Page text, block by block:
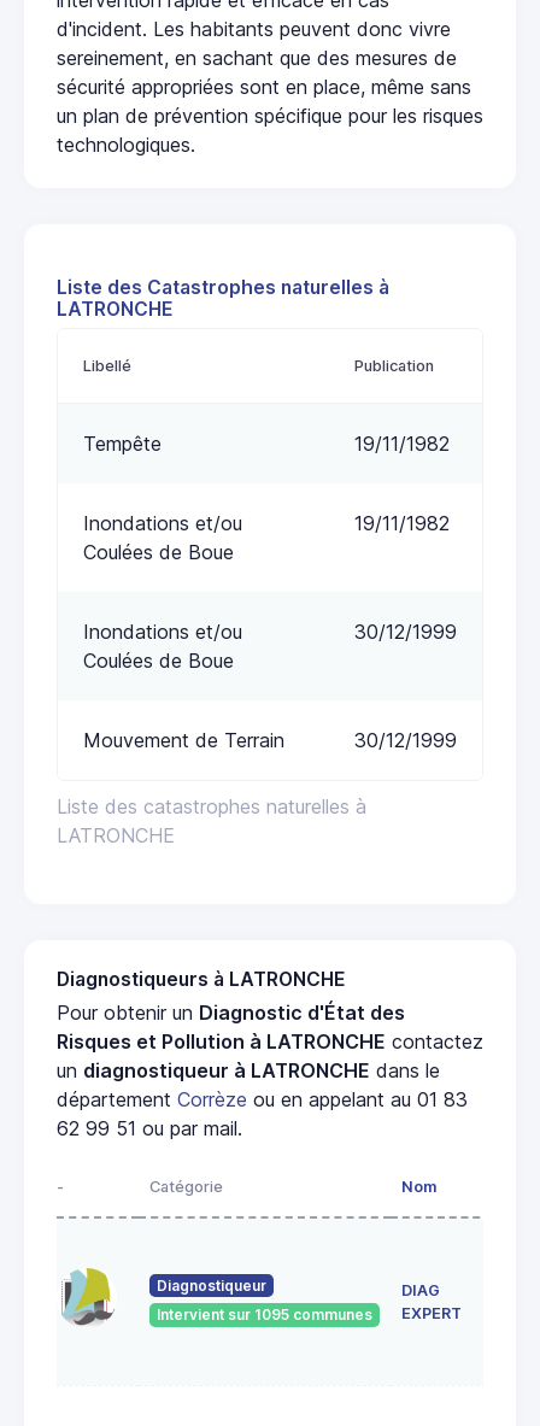
d'incident. Les habitants peuvent donc vivre
sereinement, en sachant que des mesures de
sécurité appropriées sont en place, même sans
un plan de prévention spécifique pour les risques
technologiques.
Liste des Catastrophes naturelles à
LATRONCHE
Liste des catastrophes naturelles à
LATRONCHE
Libellé Publication
Tempête 19/11/1982
Inondations et/ou
Coulées de Boue
19/11/1982
Inondations et/ou
Coulées de Boue
30/12/1999
Mouvement de Terrain 30/12/1999
Diagnostiqueurs à LATRONCHE
Pour obtenir un Diagnostic d'État des
Risques et Pollution à LATRONCHE contactez
un diagnostiqueur à LATRONCHE dans le
département Corrèze ou en appelant au 01 83
62 99 51 ou par mail.
- Catégorie Nom
Diagnostiqueur
Intervient sur 1095 communes
DIAG
EXPERT